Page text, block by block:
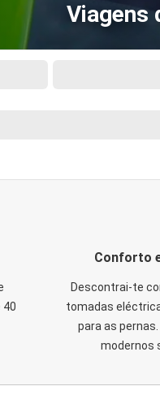
Viagens
40
Conforto
Descontrai-te
tomadas
para as
modernos